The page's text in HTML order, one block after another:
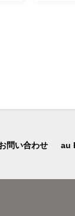
問い合わせ au